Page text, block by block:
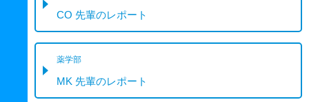
CO 先輩のレポート
薬学部
MK 先輩のレポート